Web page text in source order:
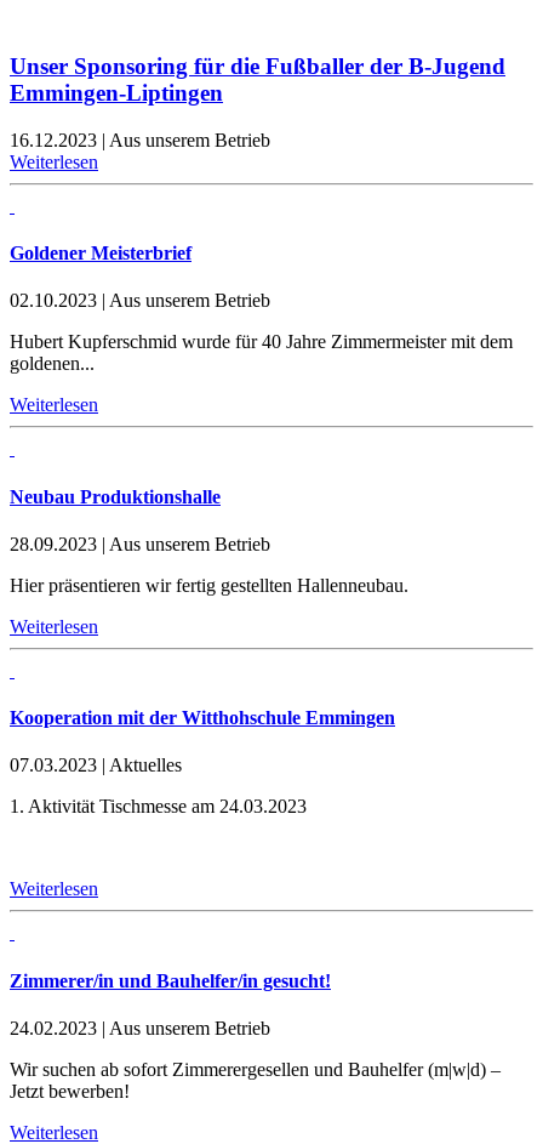
Unser Sponsoring für die Fußballer der B-Jugend
Emmingen-Liptingen
16.12.2023 | Aus unserem Betrieb
Weiterlesen
Goldener Meisterbrief
02.10.2023 | Aus unserem Betrieb
Hubert Kupferschmid wurde für 40 Jahre Zimmermeister mit dem
goldenen...
Weiterlesen
Neubau Produktionshalle
28.09.2023 | Aus unserem Betrieb
Hier präsentieren wir fertig gestellten Hallenneubau.
Weiterlesen
Kooperation mit der Witthohschule Emmingen
07.03.2023 | Aktuelles
1. Aktivität Tischmesse am 24.03.2023
Weiterlesen
Zimmerer/in und Bauhelfer/in gesucht!
24.02.2023 | Aus unserem Betrieb
Wir suchen ab sofort Zimmerergesellen und Bauhelfer (m|w|d) –
Jetzt bewerben!
Weiterlesen